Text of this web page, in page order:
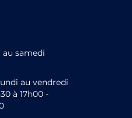
samedi
au vendredi
à 17h00 -